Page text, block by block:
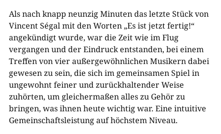
Als nach knapp neunzig Minuten das letzte Stück von
Vincent Ségal mit den Worten „Es ist jetzt fertig!“
angekündigt wurde, war die Zeit wie im Flug
vergangen und der Eindruck entstanden, bei einem
Treffen von vier außergewöhnlichen Musikern dabei
gewesen zu sein, die sich im gemeinsamen Spiel in
ungewohnt feiner und zurückhaltender Weise
zuhörten, um gleichermaßen alles zu Gehör zu
bringen, was ihnen heute wichtig war. Eine intuitive
Gemeinschaftsleistung auf höchstem Niveau.